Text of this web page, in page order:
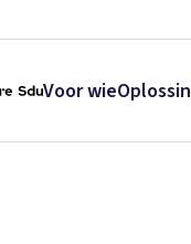
Voor wie